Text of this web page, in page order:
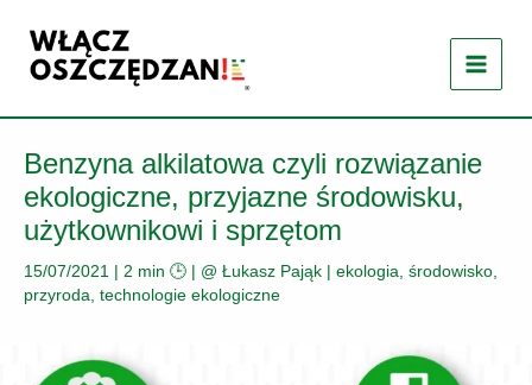
treści
Benzyna alkilatowa czyli rozwiązanie
ekologiczne, przyjazne środowisku,
użytkownikowi i sprzętom
15/07/2021 | 2 min 🕒 | @ Łukasz Pająk | ekologia, środowisko,
przyroda technologie ekologiczne